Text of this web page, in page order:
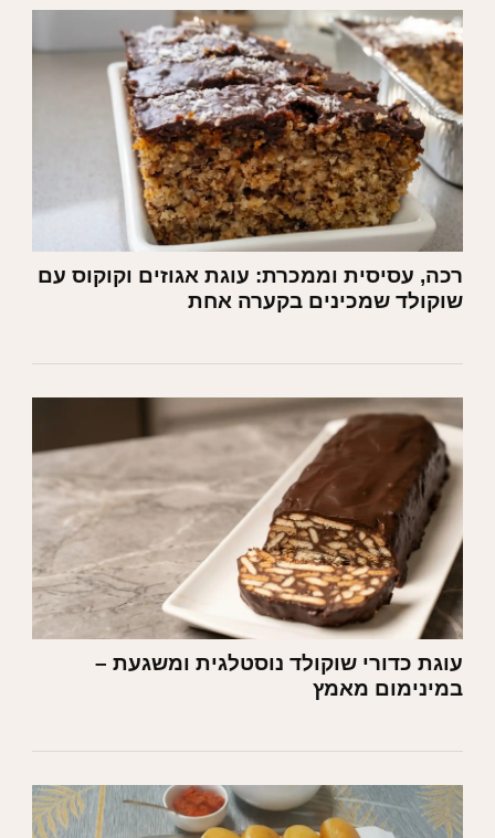
רכה, עסיסית וממכרת: עוגת אגוזים וקוקוס עם
שוקולד שמכינים בקערה אחת
עוגת כדורי שוקולד נוסטלגית ומשגעת –
במינימום מאמץ